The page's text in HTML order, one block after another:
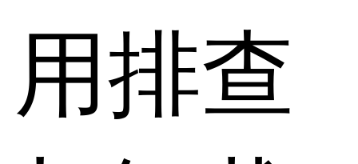
用排查